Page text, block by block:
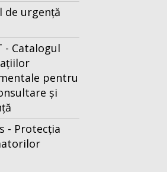
de urgență
- Catalogul
pentru
și
- Protecția